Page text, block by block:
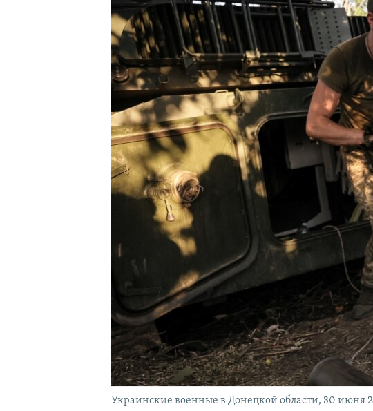
КРЫМ.НЕПОКОРЕННЫЙ
УКРАИНСКАЯ ПРОБЛЕМА КРЫМА
Украинские военные в Донецкой области, 30 июня